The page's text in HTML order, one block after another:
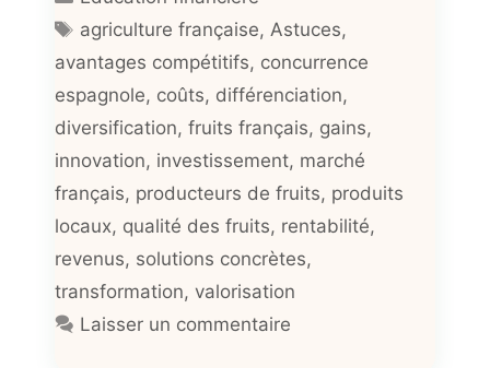
Étiquettes
agriculture française, Astuces,
avantages compétitifs, concurrence
espagnole, coûts, différenciation,
diversification, fruits français, gains,
innovation, investissement, marché
français, producteurs de fruits, produits
locaux, qualité des fruits, rentabilité,
revenus, solutions concrètes,
transformation, valorisation
Laisser un commentaire